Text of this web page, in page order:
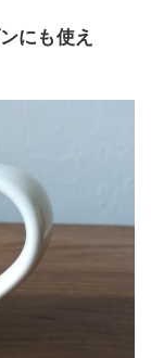
にも使え